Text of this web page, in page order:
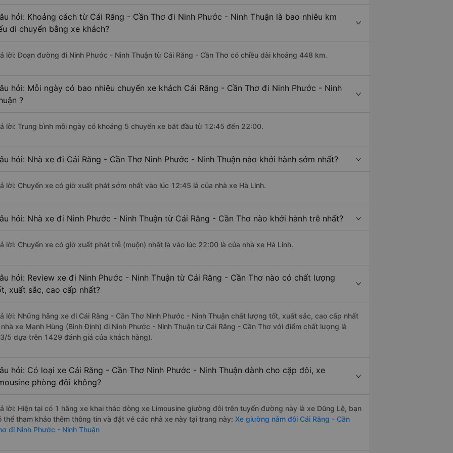
hỏi: Khoảng cách từ Cái Răng - Cần Thơ đi Ninh Phước - Ninh Thuận là bao nhiêu km
di chuyển bằng xe khách?
lời: Đoạn đường đi Ninh Phước - Ninh Thuận từ Cái Răng - Cần Thơ có chiều dài khoảng 448 km.
hỏi: Mỗi ngày có bao nhiêu chuyến xe khách Cái Răng - Cần Thơ đi Ninh Phước - Ninh
?
lời: Trung bình mỗi ngày có khoảng 5 chuyến xe bắt đầu từ 12:45 đến 22:00.
hỏi: Nhà xe đi Cái Răng - Cần Thơ Ninh Phước - Ninh Thuận nào khởi hành sớm nhất?
lời: Chuyến xe có giờ xuất phát sớm nhất vào lúc 12:45 là của nhà xe Hà Linh.
hỏi: Nhà xe đi Ninh Phước - Ninh Thuận từ Cái Răng - Cần Thơ nào khởi hành trễ nhất?
lời: Chuyến xe có giờ xuất phát trễ (muộn) nhất là vào lúc 22:00 là của nhà xe Hà Linh.
hỏi: Review xe đi Ninh Phước - Ninh Thuận từ Cái Răng - Cần Thơ nào có chất lượng
xuất sắc, cao cấp nhất?
lời: Những hãng xe đi Cái Răng - Cần Thơ Ninh Phước - Ninh Thuận chất lượng tốt, xuất sắc, cao cấp nhất
nhà xe Mạnh Hùng (Bình Định) đi Ninh Phước - Ninh Thuận từ Cái Răng - Cần Thơ với điểm chất lượng là
5 dựa trên 1429 đánh giá của khách hàng).
hỏi: Có loại xe Cái Răng - Cần Thơ Ninh Phước - Ninh Thuận dành cho cặp đôi, xe
phòng đôi không?
lời: Hiện tại có 1 hãng xe khai thác dòng xe Limousine giường đôi trên tuyến đường này là xe Dũng Lệ, bạn
thể tham khảo thêm thông tin và đặt vé các nhà xe này tại trang này: Xe giường nằm đôi Cái Răng - Cần
đi Ninh Phước - Ninh Thuận